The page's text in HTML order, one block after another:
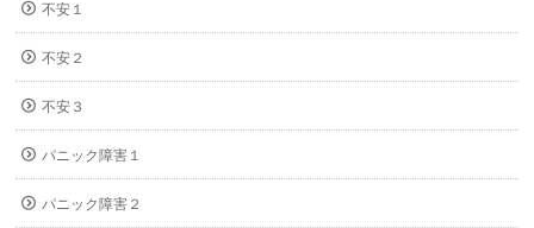
不安１
不安２
不安３
パニック障害１
パニック障害２